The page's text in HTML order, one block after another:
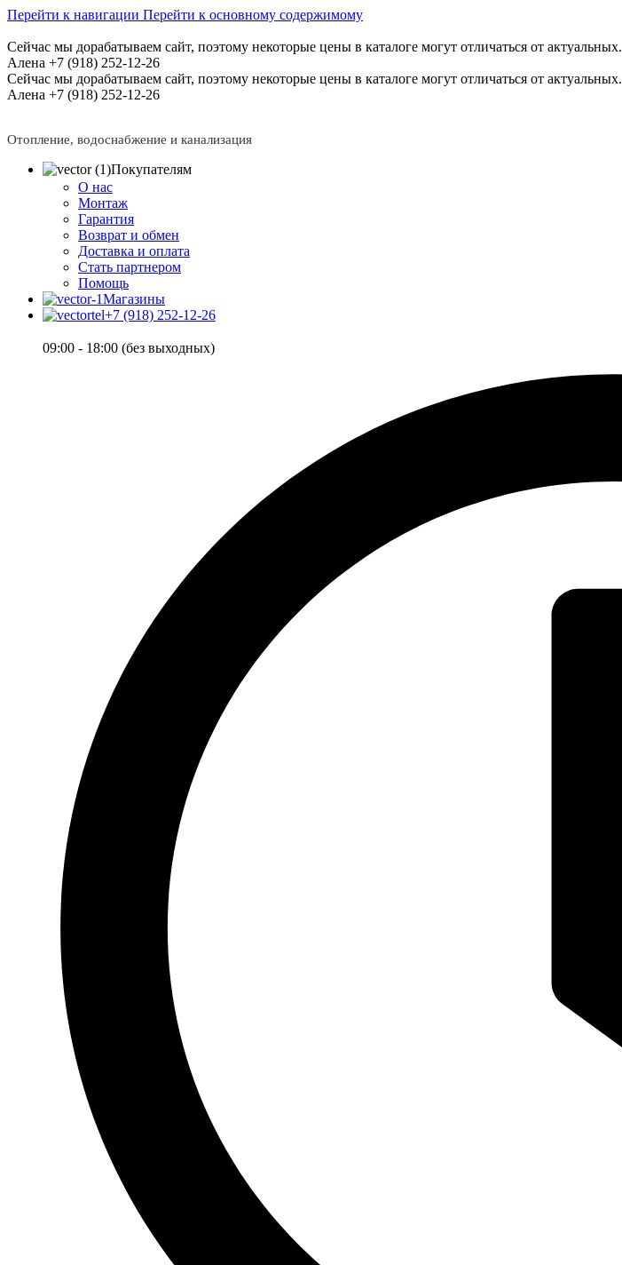
Перейти к навигации Перейти к основному содержимому
Сейчас мы дорабатываем сайт, поэтому некоторые цены в каталоге могут отличаться от актуальных.
Алена +7 (918) 252-12-26
Сейчас мы дорабатываем сайт, поэтому некоторые цены в каталоге могут отличаться от актуальных.
Алена +7 (918) 252-12-26
Отопление, водоснабжение и канализация
Покупателям
О нас
Монтаж
Гарантия
Возврат и обмен
Доставка и оплата
Стать партнером
Помощь
Магазины
+7 (918) 252-12-26
09:00 - 18:00 (без выходных)